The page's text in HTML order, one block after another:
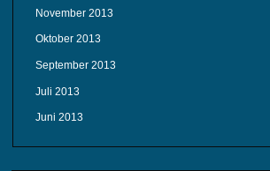
November 2013
Oktober 2013
September 2013
Juli 2013
Juni 2013